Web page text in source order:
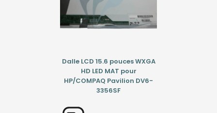
Dalle LCD 15.6 pouces WXGA
HD LED MAT pour
HP/COMPAQ Pavilion DV6-
3356SF